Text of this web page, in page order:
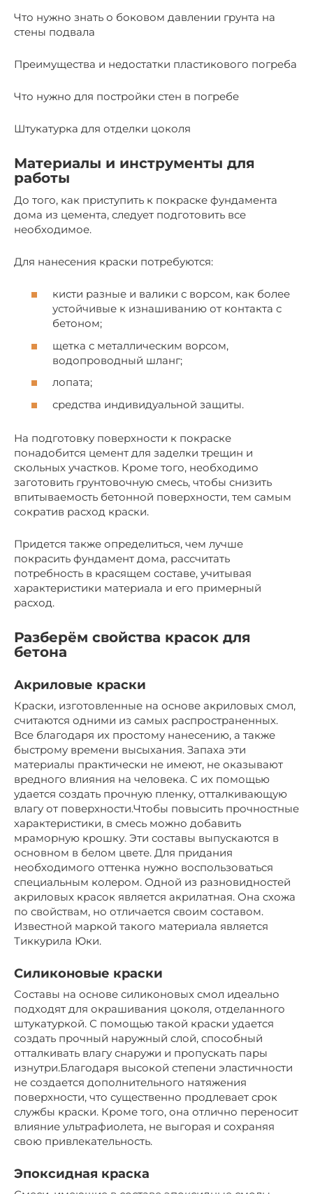
Что нужно знать о боковом давлении грунта на
стены подвала
Преимущества и недостатки пластикового погреба
Что нужно для постройки стен в погребе
Штукатурка для отделки цоколя
Материалы и инструменты для
работы
До того, как приступить к покраске фундамента
дома из цемента, следует подготовить все
необходимое.
Для нанесения краски потребуются:
кисти разные и валики с ворсом, как более
устойчивые к изнашиванию от контакта с
бетоном;
щетка с металлическим ворсом,
водопроводный шланг;
лопата;
средства индивидуальной защиты.
На подготовку поверхности к покраске
понадобится цемент для заделки трещин и
скольных участков. Кроме того, необходимо
заготовить грунтовочную смесь, чтобы снизить
впитываемость бетонной поверхности, тем самым
сократив расход краски.
Придется также определиться, чем лучше
покрасить фундамент дома, рассчитать
потребность в красящем составе, учитывая
характеристики материала и его примерный
расход.
Разберём свойства красок для
бетона
Акриловые краски
Краски, изготовленные на основе акриловых смол,
считаются одними из самых распространенных.
Все благодаря их простому нанесению, а также
быстрому времени высыхания. Запаха эти
материалы практически не имеют, не оказывают
вредного влияния на человека. С их помощью
удается создать прочную пленку, отталкивающую
влагу от поверхности.Чтобы повысить прочностные
характеристики, в смесь можно добавить
мраморную крошку. Эти составы выпускаются в
основном в белом цвете. Для придания
необходимого оттенка нужно воспользоваться
специальным колером. Одной из разновидностей
акриловых красок является акрилатная. Она схожа
по свойствам, но отличается своим составом.
Известной маркой такого материала является
Тиккурила Юки.
Силиконовые краски
Составы на основе силиконовых смол идеально
подходят для окрашивания цоколя, отделанного
штукатуркой. С помощью такой краски удается
создать прочный наружный слой, способный
отталкивать влагу снаружи и пропускать пары
изнутри.Благодаря высокой степени эластичности
не создается дополнительного натяжения
поверхности, что существенно продлевает срок
службы краски. Кроме того, она отлично переносит
влияние ультрафиолета, не выгорая и сохраняя
свою привлекательность.
Эпоксидная краска